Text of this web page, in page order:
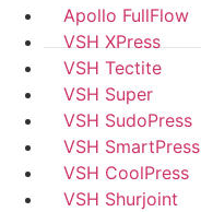
Apollo FullFlow
VSH XPress
VSH Tectite
VSH Super
VSH SudoPress
VSH SmartPress
VSH CoolPress
VSH Shurjoint